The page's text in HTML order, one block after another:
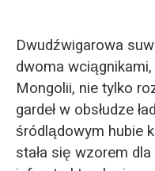
Dwudźwigarowa
dwoma
Mongolii, nie tylko
gardeł w obsłudze
śródlądowym hubie
stała się wzorem